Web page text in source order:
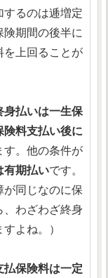
するのは逓増定
期間の後半に
を上回ることが
身払いは一生保
険料支払い後に
す。他の条件が
有期払いです。
が同じなのに保
、わざわざ終身
よね。）
払保険料は一定